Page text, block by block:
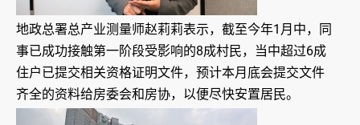
地政总署总产业测量师赵莉莉表示，截至今年1月中，同
事已成功接触第一阶段受影响的8成村民，当中超过6成
住户已提交相关资格证明文件，预计本月底会提交文件
齐全的资料给房委会和房协，以便尽快安置居民。